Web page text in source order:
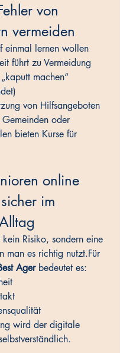
von
vermeiden
einmal lernen wollen
führt zu Vermeidung
machen“
von Hilfsangeboten
oder
bieten Kurse für
online
im
kein Risiko, sondern eine
man es richtig nutzt.Für
Ager bedeutet es:
wird der digitale